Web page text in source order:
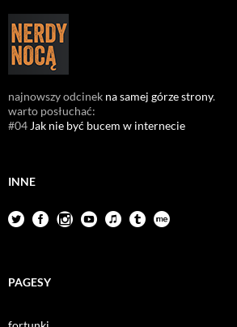
najnowszy odcinek na samej górze strony.
warto posłuchać:
#04Jak nie być bucem w internecie
INNE
PAGESY